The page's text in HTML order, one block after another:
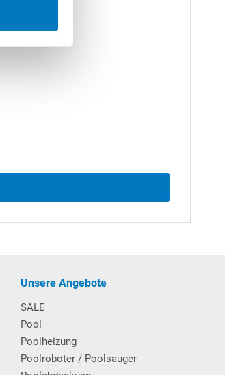
Unsere Angebote
SALE
Pool
Poolheizung
Poolroboter / Poolsauger